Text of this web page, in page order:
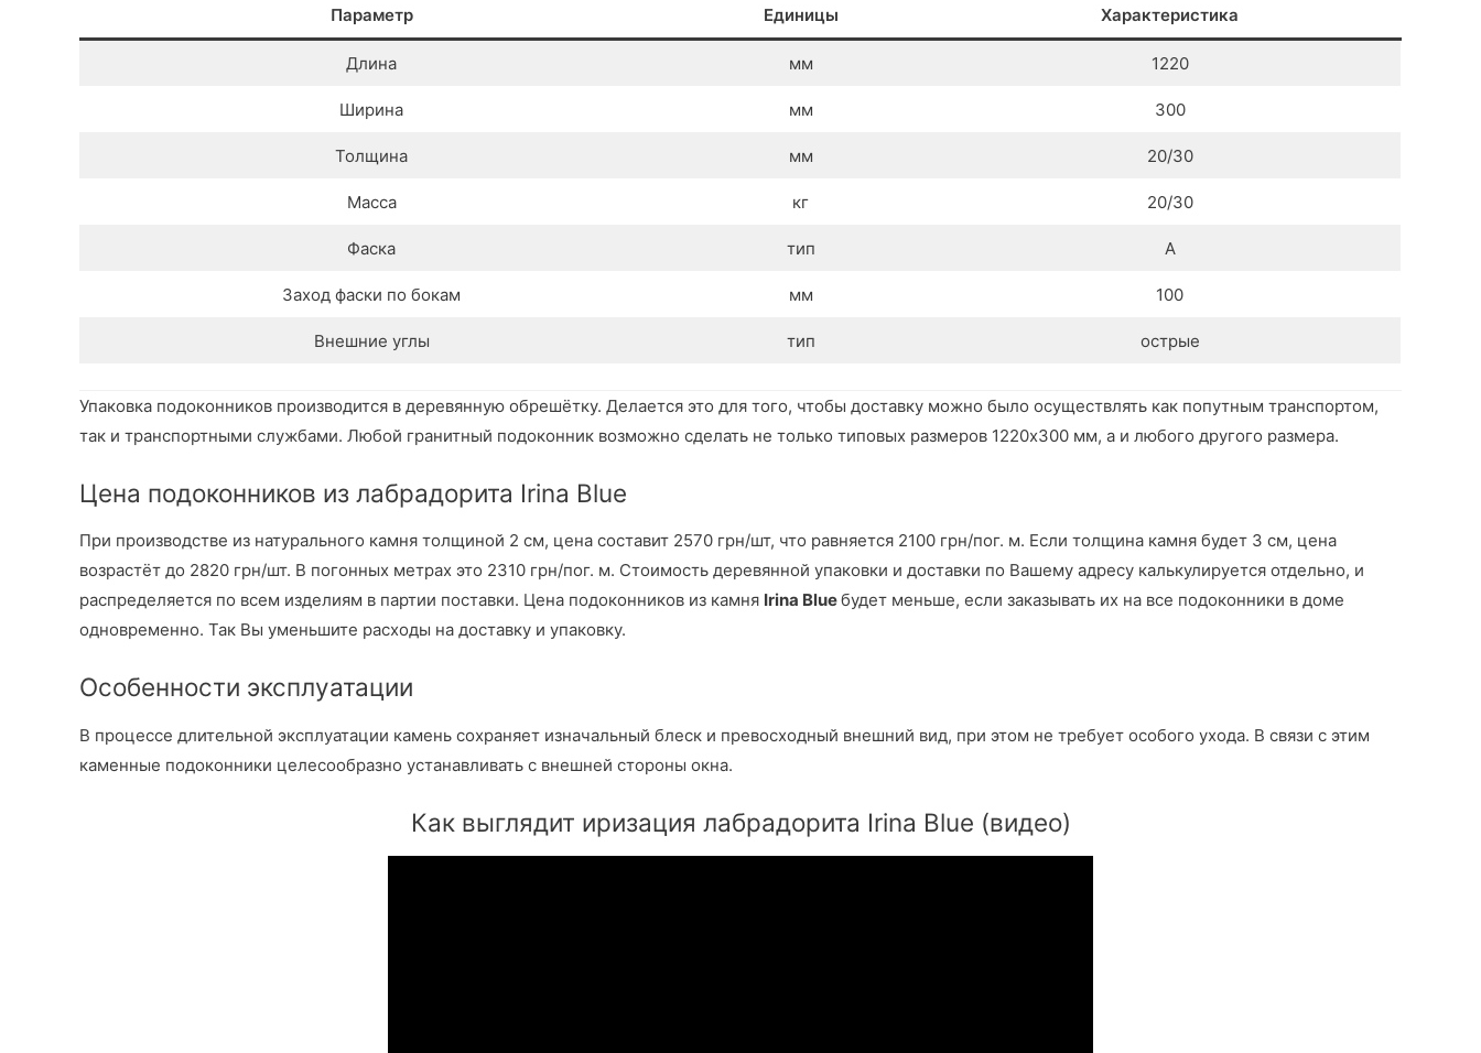
Параметр Единицы Характеристика
Длина мм 1220
Ширина мм 300
Толщина мм 20/30
Масса кг 20/30
Фаска тип А
Заход фаски по бокам мм 100
Внешние углы тип острые
Упаковка подоконников производится в деревянную обрешётку. Делается это для того, чтобы доставку можно было осуществлять как попутным транспортом,
так и транспортными службами. Любой гранитный подоконник возможно сделать не только типовых размеров 1220х300 мм, а и любого другого размера.
Цена подоконников из лабрадорита Irina Blue
При производстве из натурального камня толщиной 2 см, цена составит 2570 грн/шт, что равняется 2100 грн/пог. м. Если толщина камня будет 3 см, цена
возрастёт до 2820 грн/шт. В погонных метрах это 2310 грн/пог. м. Стоимость деревянной упаковки и доставки по Вашему адресу калькулируется отдельно, и
распределяется по всем изделиям в партии поставки. Цена подоконников из камня Irina Blueбудет меньше, если заказывать их на все подоконники в доме
одновременно. Так Вы уменьшите расходы на доставку и упаковку.
Особенности эксплуатации
В процессе длительной эксплуатации камень сохраняет изначальный блеск и превосходный внешний вид, при этом не требует особого ухода. В связи с этим
каменные подоконники целесообразно устанавливать с внешней стороны окна.
Как выглядит иризация лабрадорита Irina Blue (видео)